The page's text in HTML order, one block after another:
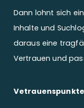
Dann lohnt sich
Inhalte und
daraus eine
Vertrauen und